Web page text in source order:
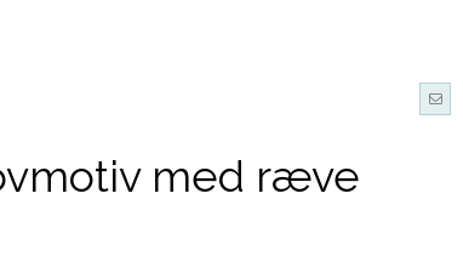
med ræve